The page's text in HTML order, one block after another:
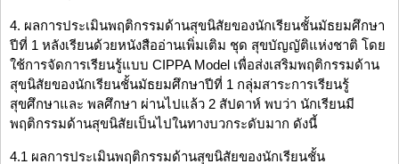
4. ผลการประเมินพฤติกรรมด้านสุขนิสัยของนักเรียนชั้นมัธยมศึกษา
ปีที่ 1 หลังเรียนด้วยหนังสืออ่านเพิ่มเติม ชุด สุขบัญญัติแห่งชาติ โดย
ใช้การจัดการเรียนรู้แบบ CIPPA Model เพื่อส่งเสริมพฤติกรรมด้าน
สุขนิสัยของนักเรียนชั้นมัธยมศึกษาปีที่ 1 กลุ่มสาระการเรียนรู้
สุขศึกษาและ พลศึกษา ผ่านไปแล้ว 2 สัปดาห์ พบว่า นักเรียนมี
พฤติกรรมด้านสุขนิสัยเป็นไปในทางบวกระดับมาก ดังนี้
4.1 ผลการประเมินพฤติกรรมด้านสุขนิสัยของนักเรียนชั้น